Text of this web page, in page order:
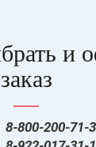
и
заказ
8-800-200-71-